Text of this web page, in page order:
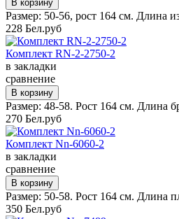
Размер: 50-56, рост 164 см. Длина
228 Бел.руб
Комплект RN-2-2750-2
в закладки
сравнение
Размер: 48-58. Рост 164 см. Длина
270 Бел.руб
Комплект Nn-6060-2
в закладки
сравнение
Размер: 50-58. Рост 164 см. Длина
350 Бел.руб